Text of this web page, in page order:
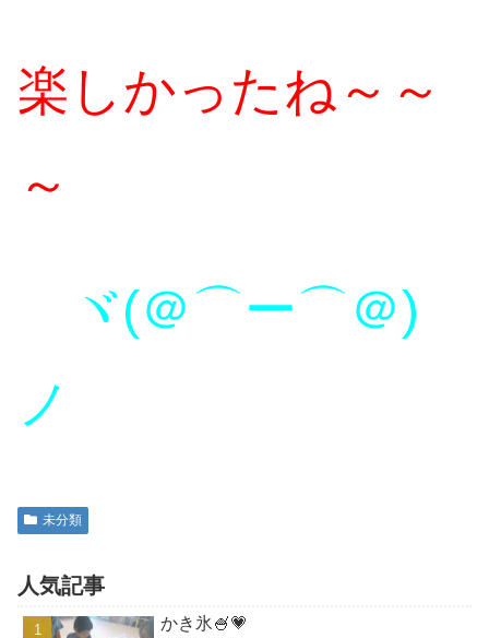
楽しかったね～～
～
ヾ(＠⌒ー⌒＠)
ノ
未分類
人気記事
かき氷🍧💗